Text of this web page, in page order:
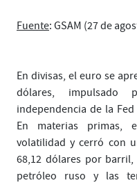
Fuente: GSAM (27 de
En divisas, el euro se
dólares,
independencia de la
En materias primas,
volatilidad y cerró con
68,12 dólares por
petróleo ruso y las